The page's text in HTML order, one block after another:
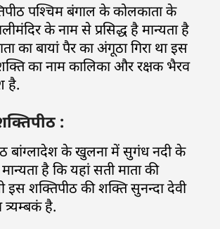
पश्चिम बंगाल के कोलकाता के
के नाम से प्रसिद्ध है मान्यता है
का बायां पैर का अंगूठा गिरा था इस
का नाम कालिका और रक्षक भैरव
है.
:
बांग्लादेश के खुलना में सुगंध नदी के
है कि यहां सती माता की
इस शक्तिपीठ की शक्ति सुनन्दा देवी
है.